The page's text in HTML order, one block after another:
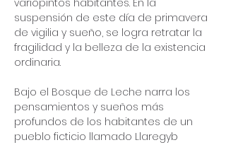
variopintos habitantes. En la
suspensión de este día de primavera
de vigilia y sueño, se logra retratar la
fragilidad y la belleza de la existencia
ordinaria.
Bajo el Bosque de Leche narra los
pensamientos y sueños más
profundos de los habitantes de un
pueblo ficticio llamado Llaregyb